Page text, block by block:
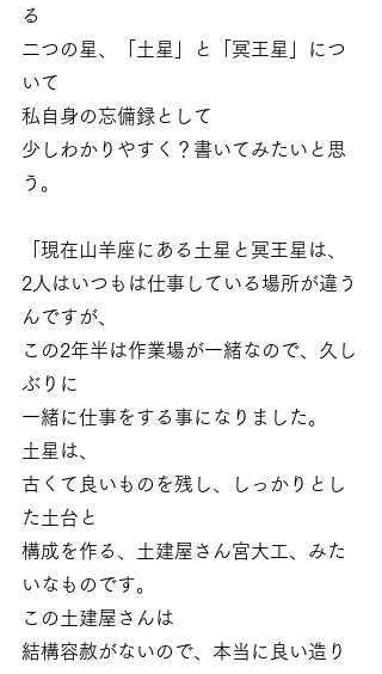
る
二つの星、「土星」と「冥王星」につ
いて
私自身の忘備録として
少しわかりやすく？書いてみたいと思
う。
「現在山羊座にある土星と冥王星は、
2人はいつもは仕事している場所が違う
んですが、
この2年半は作業場が一緒なので、久し
ぶりに
一緒に仕事をする事になりました。
土星は、
古くて良いものを残し、しっかりとし
た土台と
構成を作る、土建屋さん宮大工、みた
いなものです。
この土建屋さんは
結構容赦がないので、本当に良い造り